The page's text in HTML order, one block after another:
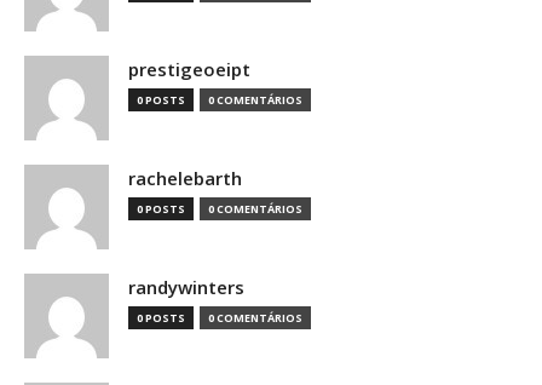
prestigeoeipt
0 POSTS 0 COMENTÁRIOS
rachelebarth
0 POSTS 0 COMENTÁRIOS
randywinters
0 POSTS 0 COMENTÁRIOS